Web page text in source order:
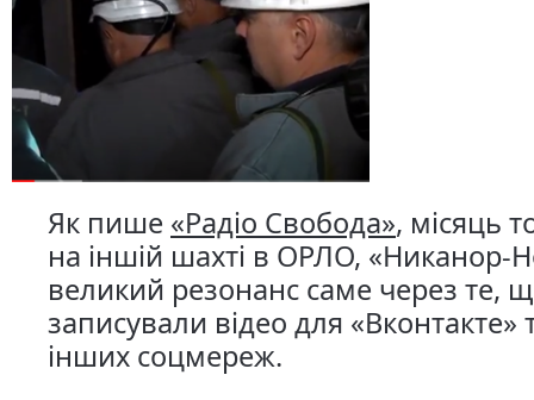
Як пише «Радіо Свобода», місяць
на іншій шахті в ОРЛО, «Никанор-
великий резонанс саме через те,
записували відео для «Вконтакте»
інших соцмереж.